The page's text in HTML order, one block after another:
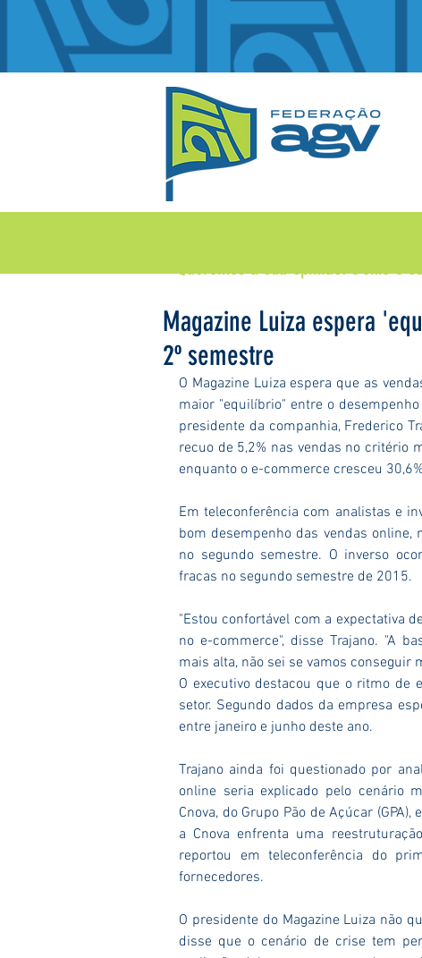
Queremos a sua opinião!Deixe o
Magazine Luiza espera
2º semestre
O Magazine Luiza espera que as
maior "equilíbrio" entre o
presidente da companhia, Frederico
recuo de 5,2% nas vendas no critério
enquanto o e-commerce cresceu
Em teleconferência com analistas e
bom desempenho das vendas
no segundo semestre. O inverso
fracas no segundo semestre de 2015.
"Estou confortável com a expectativa
no e-commerce", disse Trajano. "A
mais alta, não sei se vamos conseguir
O executivo destacou que o ritmo de
setor. Segundo dados da empresa
entre janeiro e junho deste ano.
Trajano ainda foi questionado por
online seria explicado pelo cenário
Cnova, do Grupo Pão de Açúcar
a Cnova enfrenta uma
reportou em teleconferência do
fornecedores.
O presidente do Magazine Luiza não
disse que o cenário de crise tem